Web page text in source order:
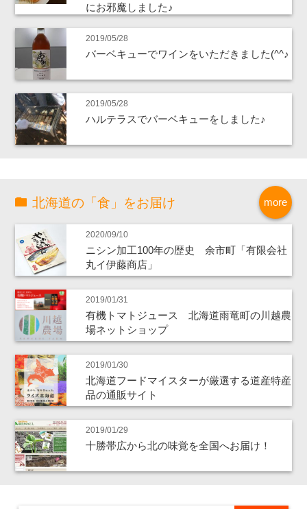
にお邪魔しました♪
2019/05/28
バーベキューでワインをいただきました(^^♪
2019/05/28
ハルテラスでバーベキューをしました♪
more
北海道の「食」をお届け
2020/09/10
ニシン加工100年の歴史 余市町「有限会社
丸イ伊藤商店」
2019/01/31
有機トマトジュース 北海道雨竜町の川越農
場ネットショップ
2019/01/30
北海道フードマイスターが厳選する道産特産
品の通販サイト
2019/01/29
十勝帯広から北の味覚を全国へお届け！